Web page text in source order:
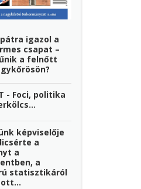
igazol a
csapat –
a felnőtt
- Foci, politika
képviselője
a
a
a
statisztikáról